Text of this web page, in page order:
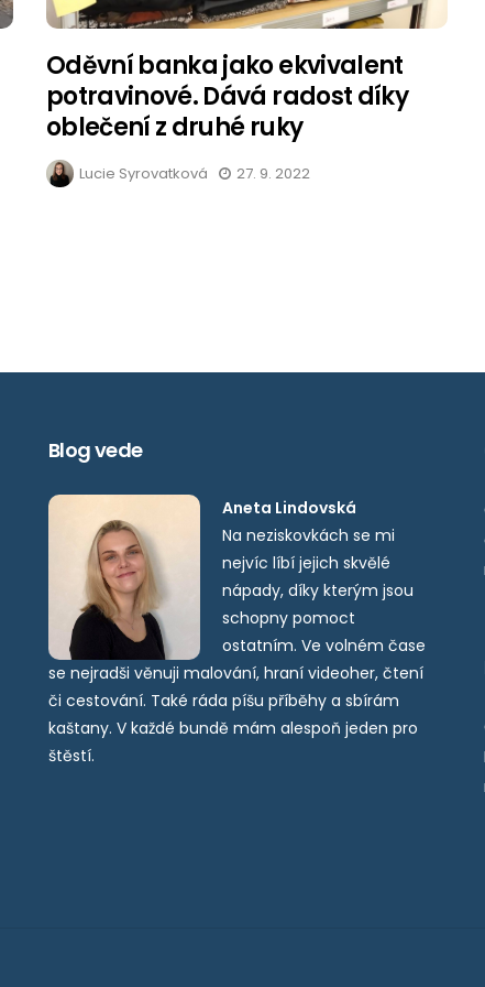
Oděvní banka jako ekvivalent
potravinové. Dává radost díky
oblečení z druhé ruky
Lucie Syrovatková 27. 9. 2022
Blog vede
Aneta Lindovská
Na neziskovkách se mi
nejvíc líbí jejich skvělé
nápady, díky kterým jsou
schopny pomoct
ostatním. Ve volném čase
se nejradši věnuji malování, hraní videoher, čtení
či cestování. Také ráda píšu příběhy a sbírám
kaštany. V každé bundě mám alespoň jeden pro
štěstí.